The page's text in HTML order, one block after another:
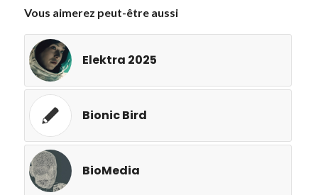
Vous aimerez peut-être aussi
Elektra 2025
Bionic Bird
BioMedia